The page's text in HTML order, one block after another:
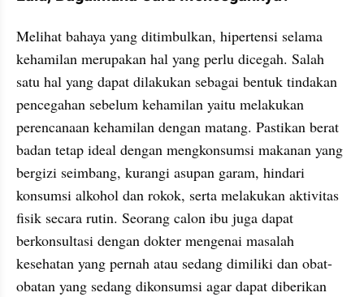
Melihat bahaya yang ditimbulkan, hipertensi selama
kehamilan merupakan hal yang perlu dicegah. Salah
satu hal yang dapat dilakukan sebagai bentuk tindakan
pencegahan sebelum kehamilan yaitu melakukan
perencanaan kehamilan dengan matang. Pastikan berat
badan tetap ideal dengan mengkonsumsi makanan yang
bergizi seimbang, kurangi asupan garam, hindari
konsumsi alkohol dan rokok, serta melakukan aktivitas
fisik secara rutin. Seorang calon ibu juga dapat
berkonsultasi dengan dokter mengenai masalah
kesehatan yang pernah atau sedang dimiliki dan obat-
obatan yang sedang dikonsumsi agar dapat diberikan